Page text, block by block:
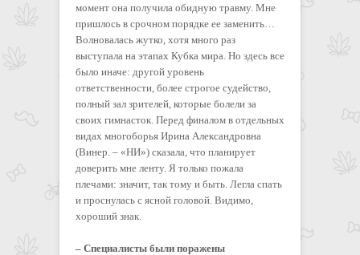
момент она получила обидную травму. Мне
пришлось в срочном порядке ее заменить…
Волновалась жутко, хотя много раз
выступала на этапах Кубка мира. Но здесь все
было иначе: другой уровень
ответственности, более строгое судейство,
полный зал зрителей, которые болели за
своих гимнасток. Перед финалом в отдельных
видах многоборья Ирина Александровна
(Винер. – «НИ») сказала, что планирует
доверить мне ленту. Я только пожала
плечами: значит, так тому и быть. Легла спать
и проснулась с ясной головой. Видимо,
хороший знак.
– Специалисты были поражены